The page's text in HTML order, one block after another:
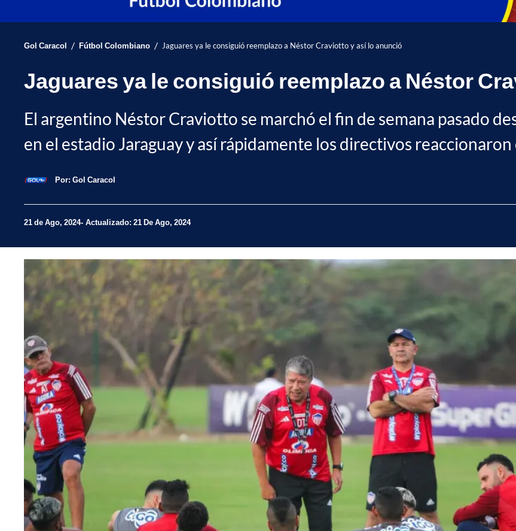
Gol Caracol / Fútbol Colombiano / Jaguares ya le consiguió reemplazo a Néstor Craviotto y así lo anunció
Jaguares ya le consiguió reemplazo a Néstor
El argentino Néstor Craviotto se marchó el fin de semana pasado
en el estadio Jaraguay y así rápidamente los directivos reaccionaron
Por: Gol Caracol
21 de Ago, 2024 Actualizado: 21 De Ago, 2024